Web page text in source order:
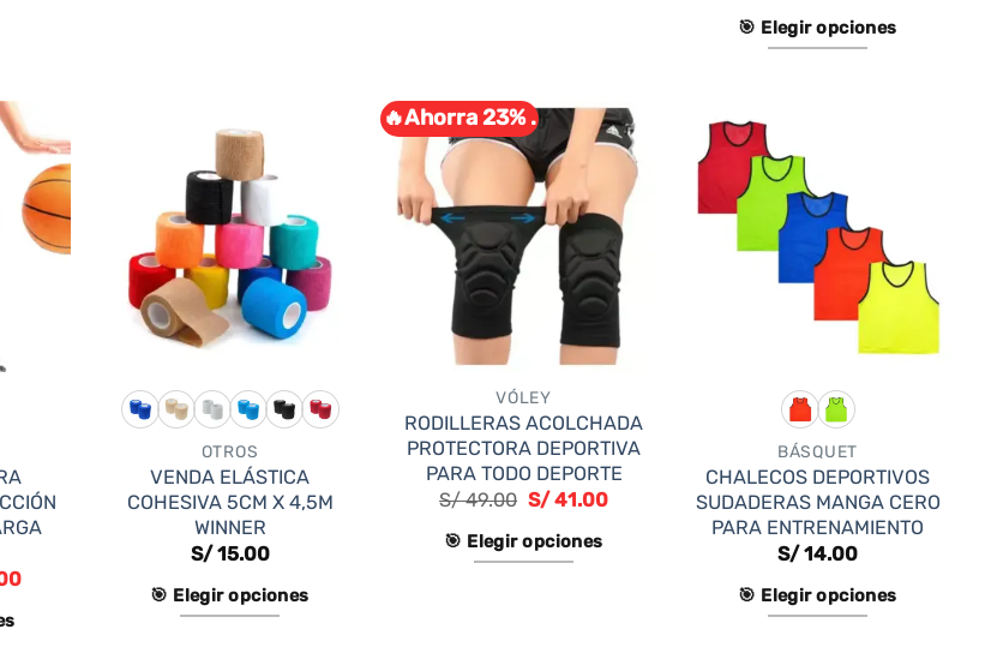
múltiples
variantes.
Las
opciones
se
pueden
elegir
de
producto
🎯 Elegir opciones
variantes.
Las
opciones
pueden
elegir
la
de
producto
OTROS
VENDA ELÁSTICA
COHESIVA 5CM X 4,5M
WINNER
S/15.00
🎯 Elegir opciones
🔥Ahorra 23% .
VÓLEY
RODILLERAS ACOLCHADA
PROTECTORA DEPORTIVA
PARA TODO DEPORTE
S/49.00 S/41.00
🎯 Elegir opciones
BÁSQUET
CHALECOS DEPORTIVOS
SUDADERAS MANGA CERO
PARA ENTRENAMIENTO
S/ 14.00
🎯 Elegir opciones